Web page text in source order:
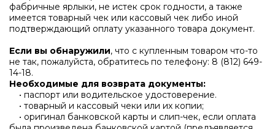
фабричные ярлыки, не истек срок годности, а также
имеется товарный чек или кассовый чек либо иной
подтверждающий оплату указанного товара документ.
Если вы обнаружили, что с купленным товаром что-то
не так, пожалуйста, обратитесь по телефону: 8 (812) 649-
14-18.
Необходимые для возврата документы:
• паспорт или водительское удостоверение.
• товарный и кассовый чеки или их копии;
• оригинал банковской карты и слип-чек, если оплата